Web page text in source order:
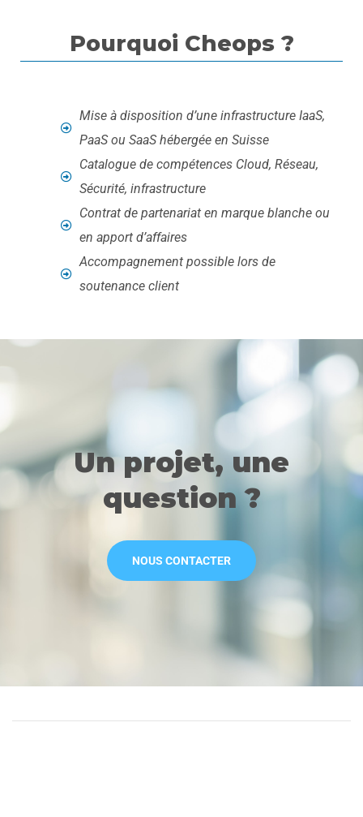
Pourquoi Cheops ?
Mise à disposition d’une infrastructure IaaS,
PaaS ou SaaS hébergée en Suisse
Catalogue de compétences Cloud, Réseau,
Sécurité, infrastructure
Contrat de partenariat en marque blanche ou
en apport d’affaires
Accompagnement possible lors de
soutenance client
Un projet, une
question ?
NOUS CONTACTER